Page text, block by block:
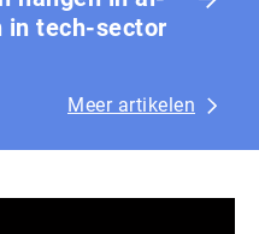
in tech-sector
Meer artikelen